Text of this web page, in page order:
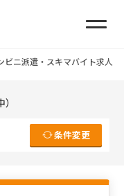
ビニ派遣・スキマバイト求人
条件変更